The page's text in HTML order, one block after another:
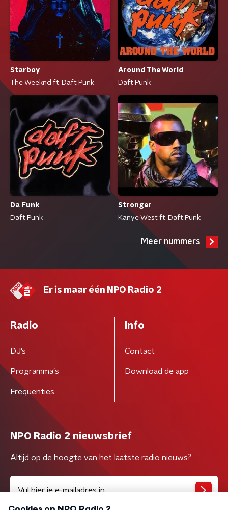
Starboy
The Weeknd ft. Daft Punk
Around The World
Daft Punk
Da Funk
Daft Punk
Stronger
Kanye West ft. Daft Punk
Meer nummers
Er is maar één NPO Radio 2
Radio
DJ’s
Programma's
Frequenties
Info
Contact
Download de app
NPO Radio 2 nieuwsbrief
Altijd op de hoogte van het laatste radio nieuws?